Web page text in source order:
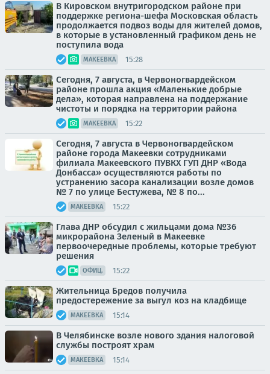
В Кировском внутригородском районе при
поддержке региона-шефа Московская область
продолжается подвоз воды для жителей домов,
в которые в установленный графиком день не
поступила вода
МАКЕЕВКА 15:28
Сегодня, 7 августа, в Червоногвардейском
районе прошла акция «Маленькие добрые
дела», которая направлена на поддержание
чистоты и порядка на территории района
МАКЕЕВКА 15:22
Сегодня, 7 августа в Червоногвардейском
районе города Макеевки сотрудниками
филиала Макеевского ПУВКХ ГУП ДНР «Вода
Донбасса» осуществляются работы по
устранению засора канализации возле домов
№ 7 по улице Бестужева, № 8 по...
МАКЕЕВКА 15:22
Глава ДНР обсудил с жильцами дома №36
микрорайона Зеленый в Макеевке
первоочередные проблемы, которые требуют
решения
ОФИЦ. 15:22
Жительница Бредов получила
предостережение за выгул коз на кладбище
МАКЕЕВКА 15:14
В Челябинске возле нового здания налоговой
службы построят храм
МАКЕЕВКА 15:14